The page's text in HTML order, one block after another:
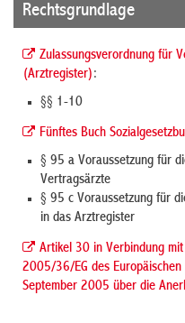
Rechtsgrundlage
Zulassungsverordnung für
(Arztregister):
§§ 1-10
Fünftes Buch
§ 95 a Voraussetzung für
Vertragsärzte
§ 95 c Voraussetzung für
in das Arztregister
Artikel 30 in Verbindung
2005/36/EG des
September 2005 über die